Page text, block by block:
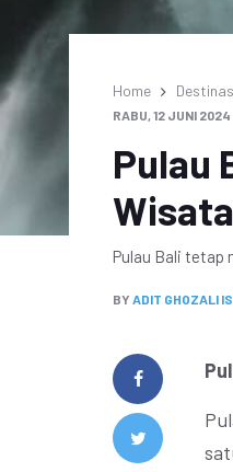
Home
RABU, 12 JUNI 2024
Pulau
Pulau Bali tetap
BY ADIT GHOZALI